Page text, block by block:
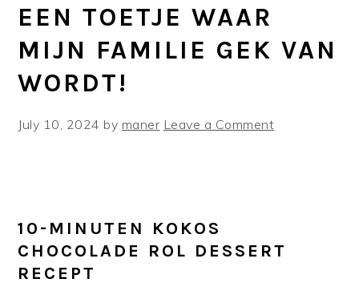
EEN TOETJE WAAR
MIJN FAMILIE GEK VAN
WORDT!
July 10, 2024 by maner Leave a Comment
10-MINUTEN KOKOS
CHOCOLADE ROL DESSERT
RECEPT